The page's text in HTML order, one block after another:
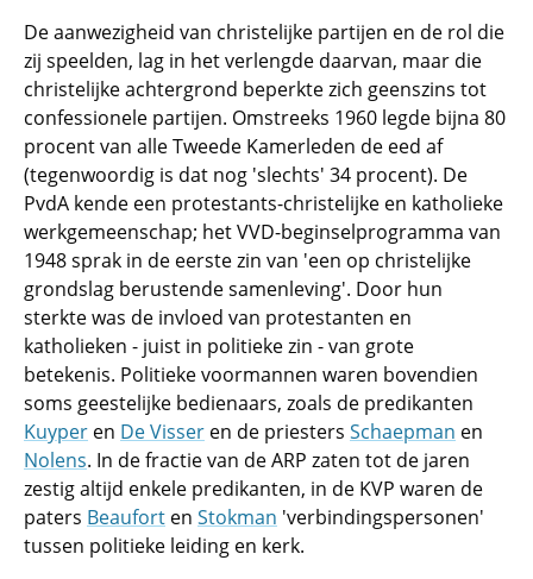
De aanwezigheid van christelijke partijen en de rol die
zij speelden, lag in het verlengde daarvan, maar die
christelijke achtergrond beperkte zich geenszins tot
confessionele partijen. Omstreeks 1960 legde bijna 80
procent van alle Tweede Kamerleden de eed af
(tegenwoordig is dat nog 'slechts' 34 procent). De
PvdA kende een protestants-christelijke en katholieke
werkgemeenschap; het VVD-beginselprogramma van
1948 sprak in de eerste zin van 'een op christelijke
grondslag berustende samenleving'. Door hun
sterkte was de invloed van protestanten en
katholieken - juist in politieke zin - van grote
betekenis. Politieke voormannen waren bovendien
soms geestelijke bedienaars, zoals de predikanten
Kuyper en De Visser en de priesters Schaepman en
Nolens. In de fractie van de ARP zaten tot de jaren
zestig altijd enkele predikanten, in de KVP waren de
paters Beaufort en Stokman 'verbindingspersonen'
tussen politieke leiding en kerk.